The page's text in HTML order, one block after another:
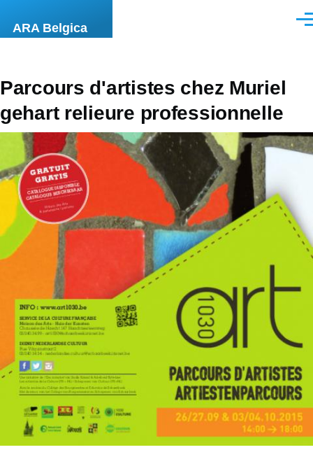
ARA Belgica
Parcours d'artistes chez Muriel
gehart relieure professionnelle